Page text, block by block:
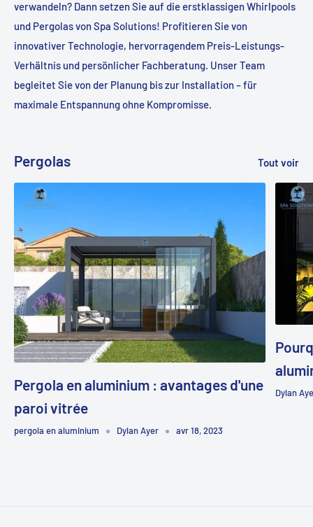
verwandeln? Dann setzen Sie auf die erstklassigen Whirlpools
und Pergolas von Spa Solutions! Profitieren Sie von
innovativer Technologie, hervorragendem Preis-Leistungs-
Verhältnis und persönlicher Fachberatung. Unser Team
begleitet Sie von der Planung bis zur Installation – für
maximale Entspannung ohne Kompromisse.
Pergolas Tout voir
Pergola en aluminium : avantages d'une
paroi vitrée
pergola en aluminium Dylan Ayer avr 18, 2023
Dylan